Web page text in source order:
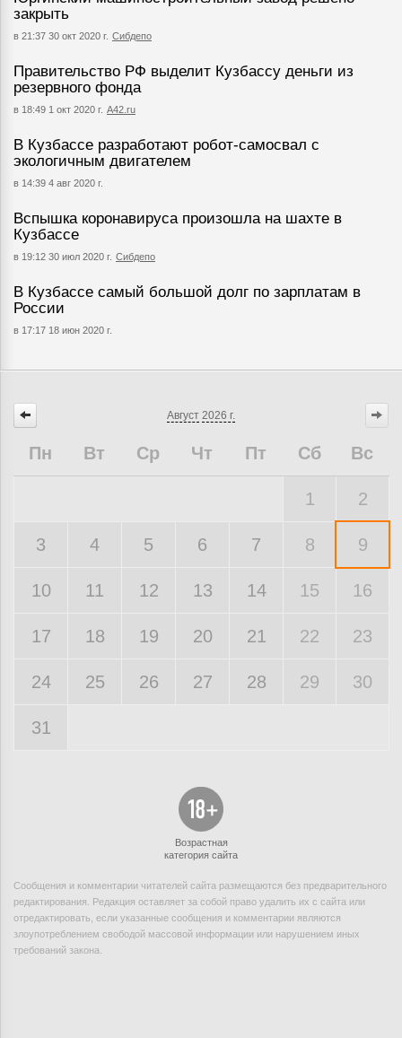
закрыть
в 21:37 30 окт 2020 г. Сибдепо
Правительство РФ выделит Кузбассу деньги из
резервного фонда
в 18:49 1 окт 2020 г. A42.ru
В Кузбассе разработают робот-самосвал с
экологичным двигателем
в 14:39 4 авг 2020 г.
Вспышка коронавируса произошла на шахте в
Кузбассе
в 19:12 30 июл 2020 г. Сибдепо
В Кузбассе самый большой долг по зарплатам в
России
в 17:17 18 июн 2020 г.
Август 2026 г.
Пн Вт Ср Чт Пт Сб Вс
1 2
3 4 5 6 7 8 9
10 11 12 13 14 15 16
17 18 19 20 21 22 23
24 25 26 27 28 29 30
31
Возрастная
категория сайта
Сообщения и комментарии читателей сайта размещаются без предварительного
редактирования. Редакция оставляет за собой право удалить их с сайта или
отредактировать, если указанные сообщения и комментарии являются
злоупотреблением свободой массовой информации или нарушением иных
требований закона.